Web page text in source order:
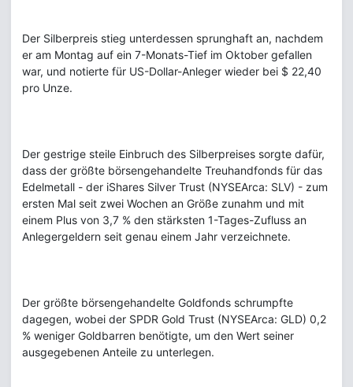
Der Silberpreis stieg unterdessen sprunghaft an, nachdem
er am Montag auf ein 7-Monats-Tief im Oktober gefallen
war, und notierte für US-Dollar-Anleger wieder bei $ 22,40
pro Unze.
Der gestrige steile Einbruch des Silberpreises sorgte dafür,
dass der größte börsengehandelte Treuhandfonds für das
Edelmetall - der iShares Silver Trust (NYSEArca: SLV) - zum
ersten Mal seit zwei Wochen an Größe zunahm und mit
einem Plus von 3,7 % den stärksten 1-Tages-Zufluss an
Anlegergeldern seit genau einem Jahr verzeichnete.
Der größte börsengehandelte Goldfonds schrumpfte
dagegen, wobei der SPDR Gold Trust (NYSEArca: GLD) 0,2
% weniger Goldbarren benötigte, um den Wert seiner
ausgegebenen Anteile zu unterlegen.